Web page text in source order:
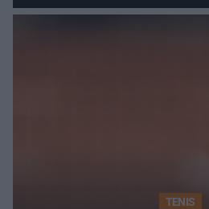
TENIS